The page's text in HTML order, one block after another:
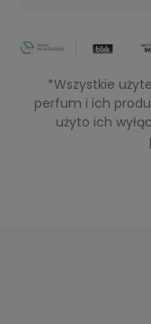
*Wszystkie
perfum i ich
użyto ich